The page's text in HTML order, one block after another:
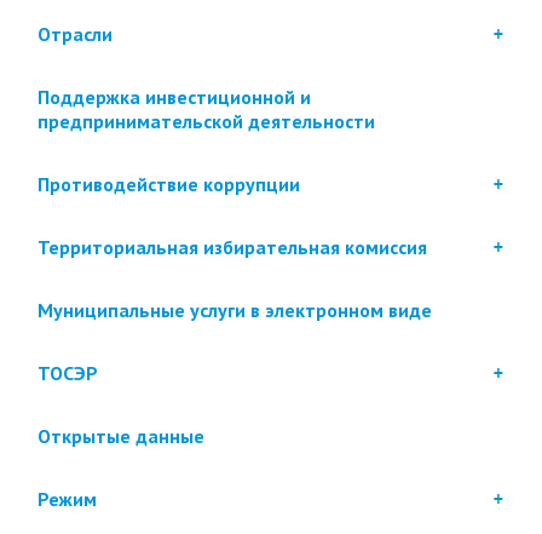
Отрасли
Поддержка инвестиционной и
предпринимательской деятельности
Противодействие коррупции
Территориальная избирательная комиссия
Муниципальные услуги в электронном виде
ТОСЭР
Открытые данные
Режим